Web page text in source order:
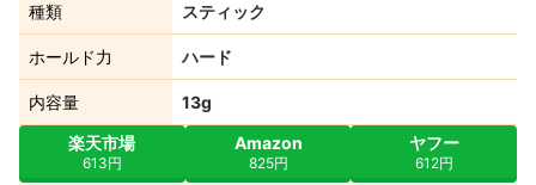
種類 スティック
ホールド力 ハード
内容量
13g
楽天市場
613円
Amazon
825円
ヤフー
612円